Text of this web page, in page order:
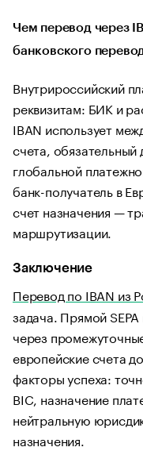
Чем перевод через
банковского
Внутрироссийский
реквизитам: БИК и
IBAN использует
счета, обязательный
глобальной
банк-получатель в
счет назначения —
маршрутизации.
Заключение
Перевод по IBAN из
задача. Прямой
через
европейские счета
факторы успеха:
BIC, назначение
нейтральную
назначения.